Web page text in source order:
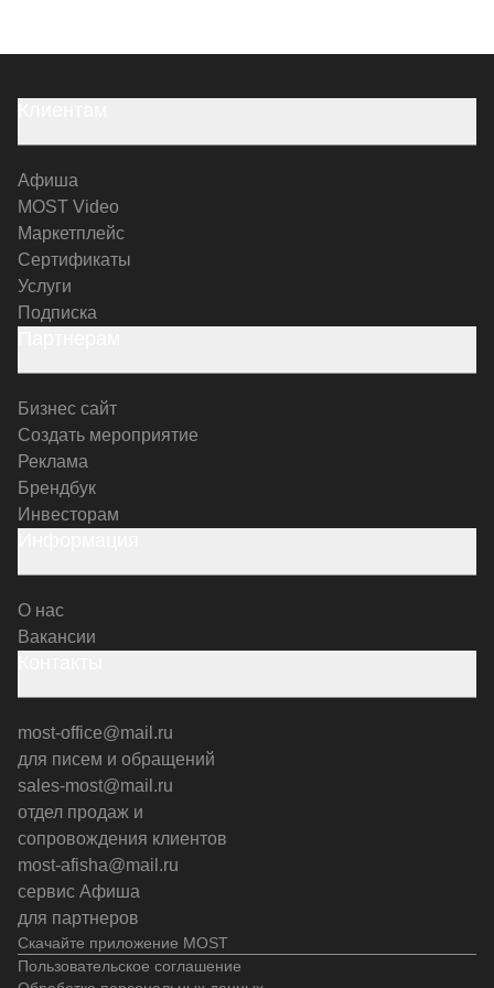
Скачайте приложение MOST
Афиша
MOST Video
Маркетплейс
Сертификаты
Услуги
Подписка
Бизнес сайт
Создать мероприятие
Реклама
Брендбук
Инвесторам
О нас
Вакансии
most-office@mail.ru
для писем и обращений
sales-most@mail.ru
отдел продаж и
сопровождения клиентов
most-afisha@mail.ru
сервис Афиша
для партнеров
Пользовательское соглашение